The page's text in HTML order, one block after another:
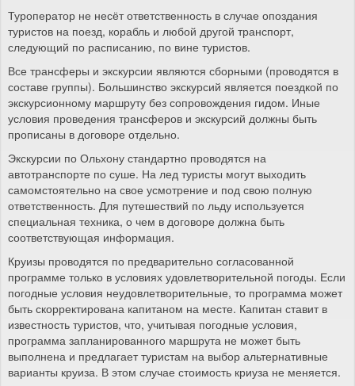
Туроператор не несёт ответственность в случае опоздания
туристов на поезд, корабль и любой другой транспорт,
следующий по расписанию, по вине туристов.
Все трансферы и экскурсии являются сборными (проводятся в
составе группы). Большинство экскурсий является поездкой по
экскурсионному маршруту без сопровождения гидом. Иные
условия проведения трансферов и экскурсий должны быть
прописаны в договоре отдельно.
Экскурсии по Ольхону стандартно проводятся на
автотранспорте по суше. На лед туристы могут выходить
самомстоятельно на свое усмотрение и под свою полную
ответственность. Для путешествий по льду используется
специальная техника, о чем в договоре должна быть
соответствующая информация.
Круизы проводятся по предварительно согласованной
программе только в условиях удовлетворительной погоды. Если
погодные условия неудовлетворительные, то программа может
быть скорректирована капитаном на месте. Капитан ставит в
известность туристов, что, учитывая погодные условия,
программа запланированного маршрута не может быть
выполнена и предлагает туристам на выбор альтернативные
варианты круиза. В этом случае стоимость криуза не меняется.